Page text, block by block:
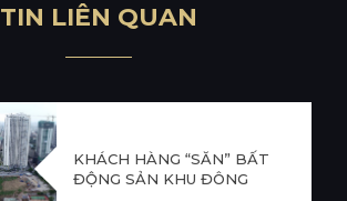
TIN LIÊN QUAN
KHÁCH HÀNG “SĂN” BẤT
ĐỘNG SẢN KHU ĐÔNG